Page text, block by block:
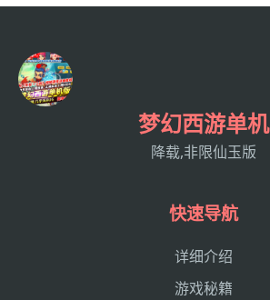
梦幻西游单机
降载,非限仙玉版
快速导航
详细介绍
游戏秘籍